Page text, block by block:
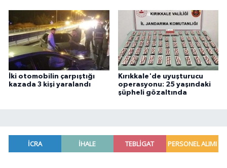
İki otomobilin çarpıştığı
kazada 3 kişi yaralandı
Kırıkkale'de uyuşturucu
operasyonu: 25 yaşındaki
şüpheli gözaltında